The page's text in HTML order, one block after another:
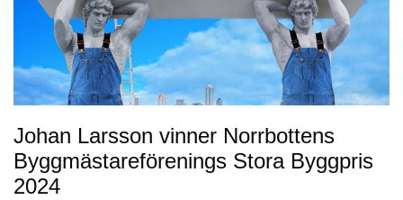
Johan Larsson vinner Norrbottens
Byggmästareförenings Stora Byggpris
2024